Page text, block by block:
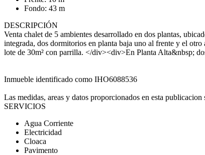
Fondo: 43 m
DESCRIPCIÓN
Venta chalet de 5 ambientes desarrollado en dos plantas,
integrada, dos dormitorios en planta baja uno al frente y el
lote de 30m² con parrilla. </div><div>En Planta Alta&nbsp;
Inmueble identificado como IHO6088536
Las medidas, areas y datos proporcionados en esta
SERVICIOS
Agua Corriente
Electricidad
Cloaca
Pavimento